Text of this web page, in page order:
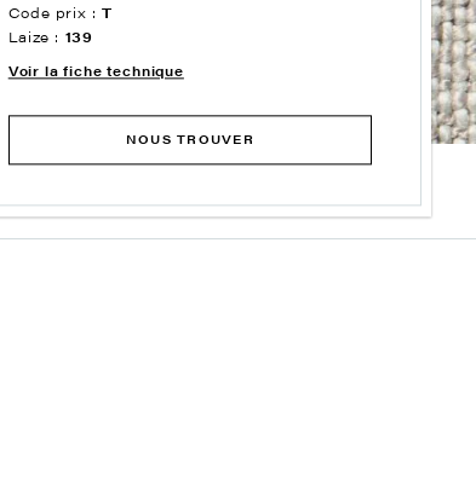
Code prix :T
Laize : 139
Voir la fiche technique
NOUS TROUVER